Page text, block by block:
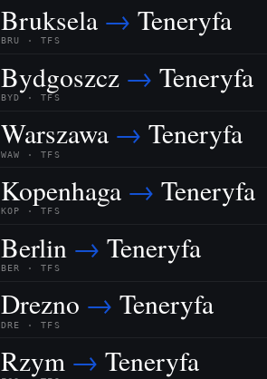
Bruksela → Teneryfa
BRU · TFS
Bydgoszcz → Teneryfa
BYD · TFS
Warszawa → Teneryfa
WAW · TFS
Kopenhaga → Teneryfa
KOP · TFS
Berlin → Teneryfa
BER · TFS
Drezno → Teneryfa
DRE · TFS
Rzym → Teneryfa